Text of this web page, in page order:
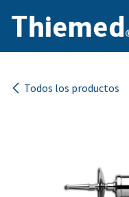
Todos los productos